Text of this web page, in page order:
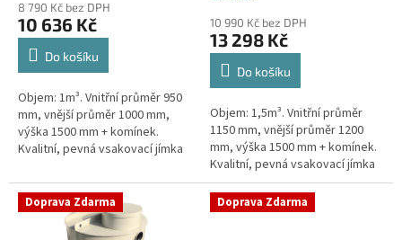
produktu
je
4,4
hvězdiček.
8 790 Kč bez DPH
10 636 Kč
Do košíku
Objem: 1m³. Vnitřní průměr 950
mm, vnější průměr 1000 mm,
výška 1500 mm + komínek.
Kvalitní, pevná vsakovací jímka
obetonování Průměr přítoku a
odtoku +...
10 990 Kč bez DPH
13 298 Kč
Do košíku
Objem: 1,5m³. Vnitřní průměr
1150 mm, vnější průměr 1200
mm, výška 1500 mm + komínek.
Kvalitní, pevná vsakovací jímka
(nádrž) bez potřeby
obetonování Průměr přítoku a
odtoku +...
Doprava Zdarma Doprava Zdarma